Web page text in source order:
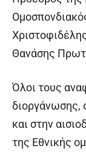
Θανάσης
Όλοι τους
διοργάνωσης,
και στην
της Εθνικής